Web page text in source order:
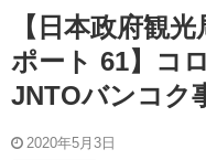
【日本政府観
ポート 61】コ
JNTOバンコク
2020年5月3日